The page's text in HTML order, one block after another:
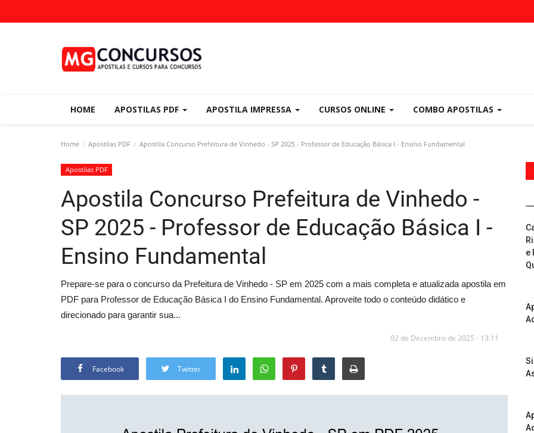
HOME APOSTILAS PDF APOSTILA IMPRESSA CURSOS ONLINE COMBO APOSTILAS
Home Apostilas PDF Apostila Concurso Prefeitura de Vinhedo - SP 2025 - Professor de Educação Básica I - Ensino Fundamental
Apostilas PDF
Apostila Concurso Prefeitura de Vinhedo -
SP 2025 - Professor de Educação Básica I -
Ensino Fundamental
Prepare-se para o concurso da Prefeitura de Vinhedo - SP em 2025 com a mais completa e atualizada apostila em
PDF para Professor de Educação Básica I do Ensino Fundamental. Aproveite todo o conteúdo didático e
direcionado para garantir sua...
02 de Dezembro de 2025 - 13:11
Facebook Twitter
e